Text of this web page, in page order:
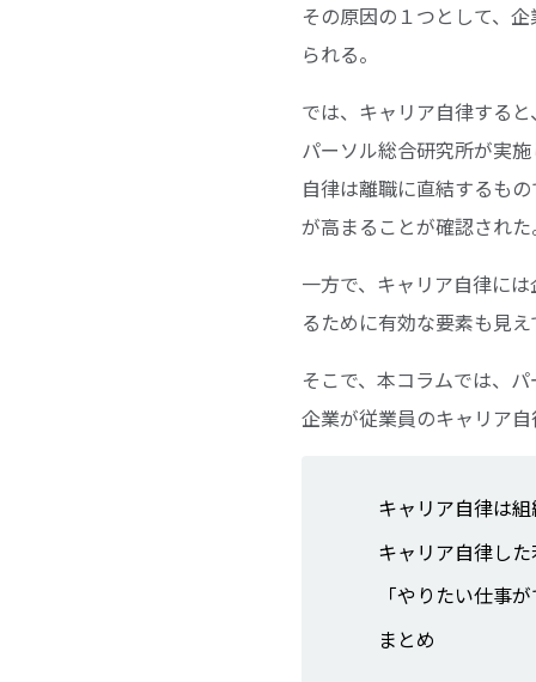
その原因の１つとして、
られる。
では、キャリア自律する
パーソル総合研究所が実
自律は離職に直結するも
が高まることが確認され
一方で、キャリア自律に
るために有効な要素も見
そこで、本コラムでは、
企業が従業員のキャリア
キャリア自律は
キャリア自律し
「やりたい仕事
まとめ